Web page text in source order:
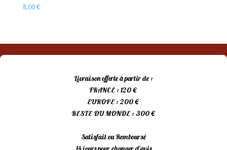
8,00€
Livraison offerte à partir de :
FRANCE : 120 €
EUROPE : 200 €
RESTE DU MONDE : 300 €
Satisfait ou Remboursé